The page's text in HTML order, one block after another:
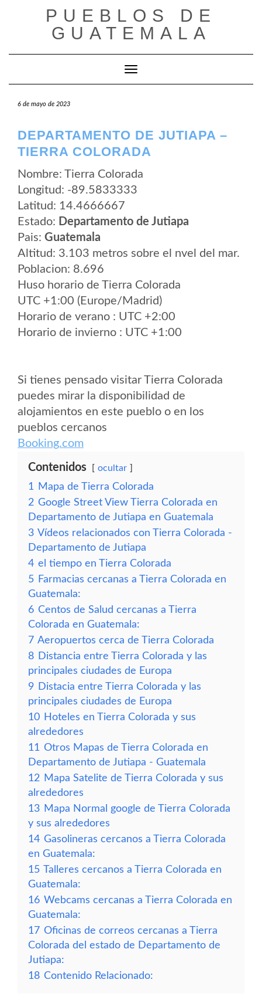
PUEBLOS DE
GUATEMALA
Cambiar modo de navegación
6 de mayo de 2023
DEPARTAMENTO DE JUTIAPA –
TIERRA COLORADA
Nombre: Tierra Colorada
Longitud: -89.5833333
Latitud: 14.4666667
Estado: Departamento de Jutiapa
Pais: Guatemala
Altitud: 3.103 metros sobre el nvel del mar.
Poblacion: 8.696
Huso horario de Tierra Colorada
UTC +1:00 (Europe/Madrid)
Horario de verano : UTC +2:00
Horario de invierno : UTC +1:00
Si tienes pensado visitar Tierra Colorada
puedes mirar la disponibilidad de
alojamientos en este pueblo o en los
pueblos cercanos
Booking.com
Contenidos ocultar
1
Mapa de Tierra Colorada
2 Google Street View Tierra Colorada en
Departamento de Jutiapa en Guatemala
3 Vídeos relacionados con Tierra Colorada -
Departamento de Jutiapa
4 el tiempo en Tierra Colorada
5 Farmacias cercanas a Tierra Colorada en
Guatemala:
6 Centos de Salud cercanas a Tierra
Colorada en Guatemala:
7 Aeropuertos cerca de Tierra Colorada
8 Distancia entre Tierra Colorada y las
principales ciudades de Europa
9 Distacia entre Tierra Colorada y las
principales ciudades de Europa
10 Hoteles en Tierra Colorada y sus
alrededores
11 Otros Mapas de Tierra Colorada en
Departamento de Jutiapa - Guatemala
12 Mapa Satelite de Tierra Colorada y sus
alrededores
13 Mapa Normal google de Tierra Colorada
y sus alrededores
14 Gasolineras cercanos a Tierra Colorada
en Guatemala:
15 Talleres cercanos a Tierra Colorada en
Guatemala:
16 Webcams cercanas a Tierra Colorada en
Guatemala:
17 Oficinas de correos cercanas a Tierra
Colorada del estado de Departamento de
Jutiapa:
18 Contenido Relacionado: